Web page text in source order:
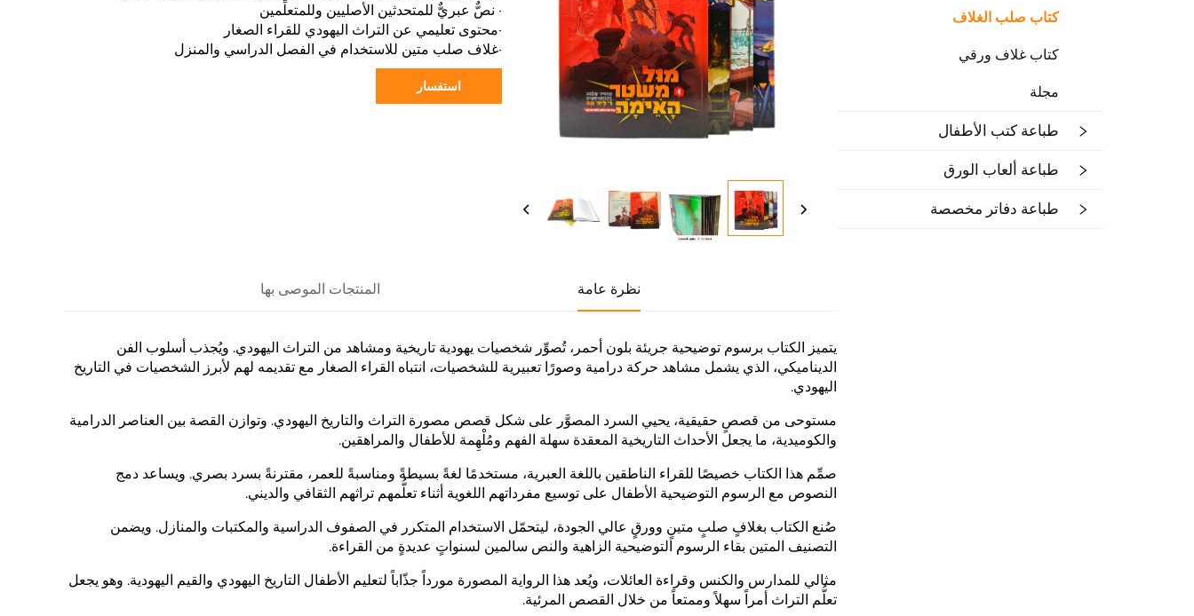
كتاب صلب الغلاف
كتاب غلاف ورقي
مجلة
طباعة كتب الأطفال
طباعة ألعاب الورق
طباعة دفاتر مخصصة
· نصٌّ عبريٌّ للمتحدثين الأصليين وللمتعلِّمين
·محتوى تعليمي عن التراث اليهودي للقراء الصغار
·غلاف صلب متين للاستخدام في الفصل الدراسي والمنزل
استفسار
نظرة عامة المنتجات الموصى بها
يتميز الكتاب برسوم توضيحية جريئة بلون أحمر، تُصوِّر شخصيات يهودية تاريخية ومشاهد من التراث اليهودي. ويُجذب أسلوب الفن
الديناميكي، الذي يشمل مشاهد حركة درامية وصورًا تعبيرية للشخصيات، انتباه القراء الصغار مع تقديمه لهم لأبرز الشخصيات في التاريخ
اليهودي.
مستوحى من قصصٍ حقيقية، يحيي السرد المصوَّر على شكل قصص مصورة التراث والتاريخ اليهودي. وتوازن القصة بين العناصر الدرامية
والكوميدية، ما يجعل الأحداث التاريخية المعقدة سهلة الفهم ومُلْهِمة للأطفال والمراهقين.
صمِّم هذا الكتاب خصيصًا للقراء الناطقين باللغة العبرية، مستخدمًا لغةً بسيطةً ومناسبةً للعمر، مقترنةً بسرد بصري. ويساعد دمج
النصوص مع الرسوم التوضيحية الأطفال على توسيع مفرداتهم اللغوية أثناء تعلُّمهم تراثهم الثقافي والديني.
صُنع الكتاب بغلافٍ صلبٍ متينٍ وورقٍ عالي الجودة، ليتحمّل الاستخدام المتكرر في الصفوف الدراسية والمكتبات والمنازل. ويضمن
التصنيف المتين بقاء الرسوم التوضيحية الزاهية والنص سالمين لسنواتٍ عديدةٍ من القراءة.
مثالي للمدارس والكنس وقراءة العائلات، ويُعد هذا الرواية المصورة مورداً جذّاباً لتعليم الأطفال التاريخ اليهودي والقيم اليهودية. وهو يجعل
تعلُّم التراث أمراً سهلاً وممتعاً من خلال القصص المرئية.